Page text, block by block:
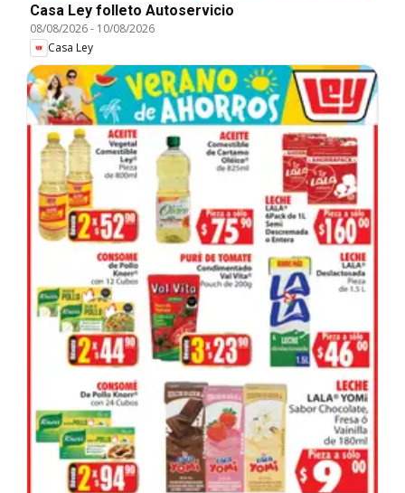
Casa Ley folleto Autoservicio
08/08/2026- 10/08/2026
Casa Ley